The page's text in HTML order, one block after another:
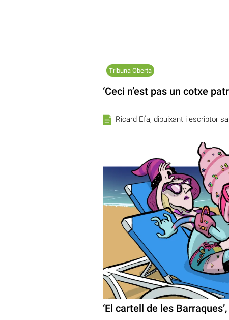
Tribuna Oberta
‘Ceci n’est pas un cotxe
Ricard Efa, dibuixant i escriptor
‘El cartell de les